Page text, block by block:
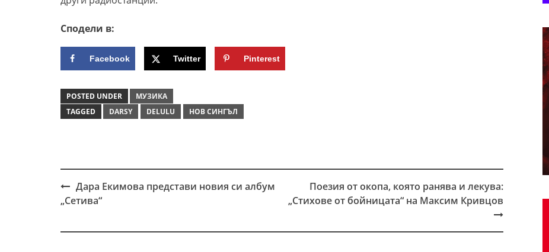
Сподели в:
Facebook Twitter Pinterest
POSTED UNDER
МУЗИКА
TAGGED
DARSY DELULU НОВ СИНГЪЛ
Post
Дара Екимова представи новия си албум
„Сетива“
Поезия от окопа, която ранява и лекува:
„Стихове от бойницата“ на Максим Кривцов